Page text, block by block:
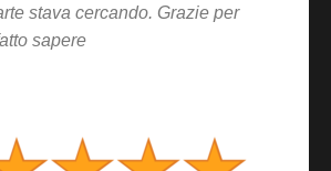
stava cercando. Grazie per
sapere